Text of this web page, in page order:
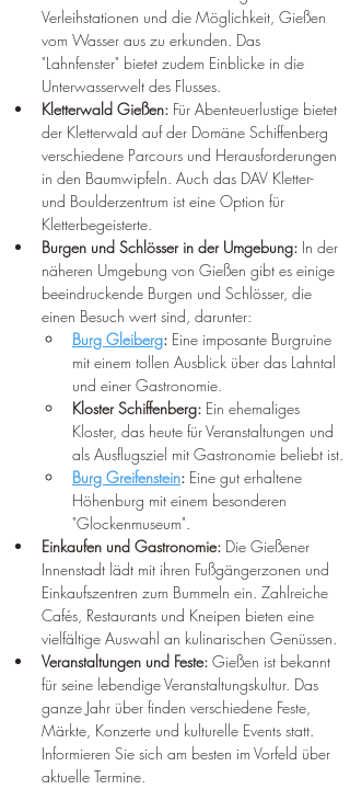
Verleihstationen und die Möglichkeit, Gießen
vom Wasser aus zu erkunden. Das
"Lahnfenster" bietet zudem Einblicke in die
Unterwasserwelt des Flusses.
Kletterwald Gießen: Für Abenteuerlustige bietet
der Kletterwald auf der Domäne Schiffenberg
verschiedene Parcours und Herausforderungen
in den Baumwipfeln. Auch das DAV Kletter-
und Boulderzentrum ist eine Option für
Kletterbegeisterte.
Burgen und Schlösser in der Umgebung: In der
näheren Umgebung von Gießen gibt es einige
beeindruckende Burgen und Schlösser, die
einen Besuch wert sind, darunter:
Burg Gleiberg: Eine imposante Burgruine
mit einem tollen Ausblick über das Lahntal
und einer Gastronomie.
Kloster Schiffenberg: Ein ehemaliges
Kloster, das heute für Veranstaltungen und
als Ausflugsziel mit Gastronomie beliebt ist.
Burg Greifenstein: Eine gut erhaltene
Höhenburg mit einem besonderen
"Glockenmuseum".
Einkaufen und Gastronomie: Die Gießener
Innenstadt lädt mit ihren Fußgängerzonen und
Einkaufszentren zum Bummeln ein. Zahlreiche
Cafés, Restaurants und Kneipen bieten eine
vielfältige Auswahl an kulinarischen Genüssen.
Veranstaltungen und Feste: Gießen ist bekannt
für seine lebendige Veranstaltungskultur. Das
ganze Jahr über finden verschiedene Feste,
Märkte, Konzerte und kulturelle Events statt.
Informieren Sie sich am besten im Vorfeld über
aktuelle Termine.